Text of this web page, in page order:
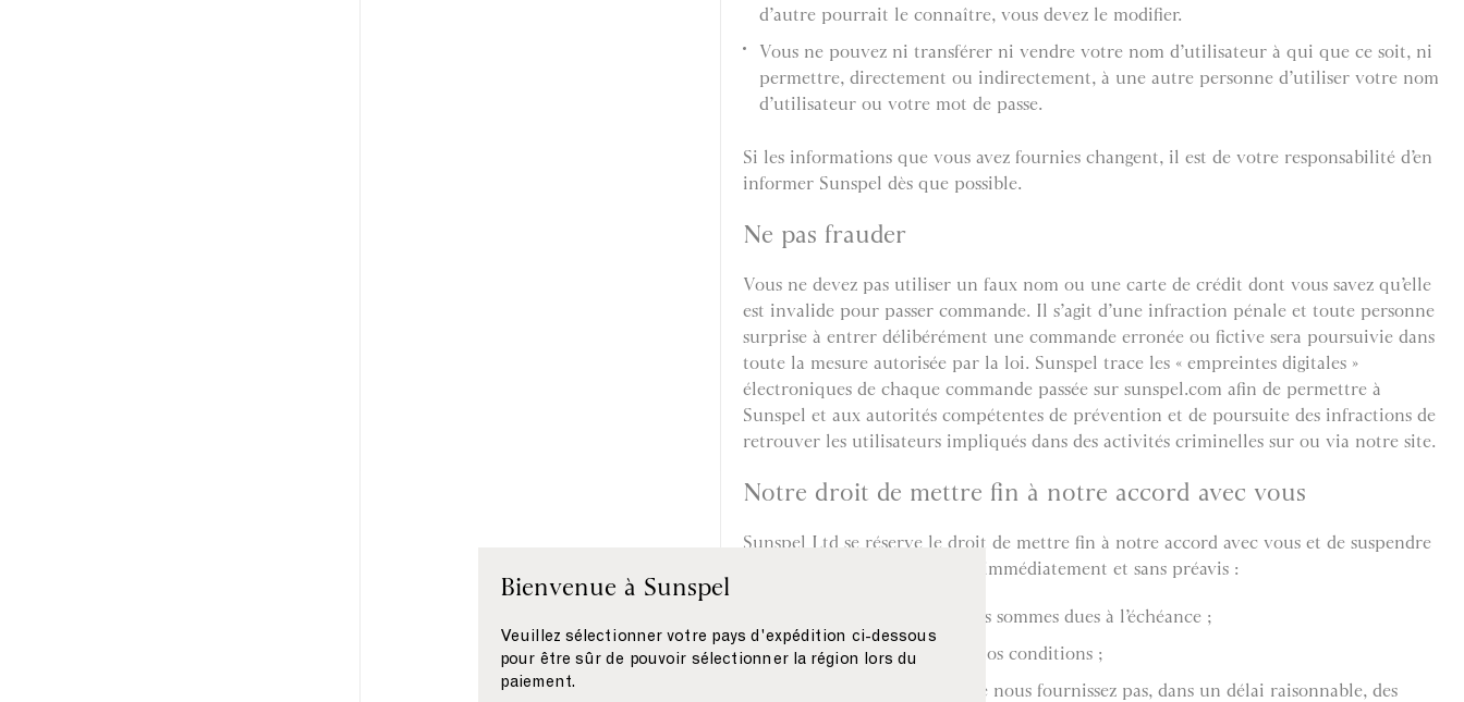
d’autre pourrait le connaître, vous devez le modifier.
Vous ne pouvez ni transférer ni vendre votre nom d’utilisateur à qui que ce soit, ni
permettre, directement ou indirectement, à une autre personne d’utiliser votre nom
d’utilisateur ou votre mot de passe.
Si les informations que vous avez fournies changent, il est de votre responsabilité d’en
informer Sunspel dès que possible.
Ne pas frauder
Vous ne devez pas utiliser un faux nom ou une carte de crédit dont vous savez qu’elle
est invalide pour passer commande. Il s’agit d’une infraction pénale et toute personne
surprise à entrer délibérément une commande erronée ou fictive sera poursuivie dans
toute la mesure autorisée par la loi. Sunspel trace les « empreintes digitales »
électroniques de chaque commande passée sur sunspel.com afin de permettre à
Sunspel et aux autorités compétentes de prévention et de poursuite des infractions de
retrouver les utilisateurs impliqués dans des activités criminelles sur ou via notre site.
Notre droit de mettre fin à notre accord avec vous
Sunspel Ltd se réserve le droit de mettre fin à notre accord avec vous et de suspendre
ou résilier votre accès au site immédiatement et sans préavis :
si vous ne nous payez pas les sommes dues à l’échéance ;
si vous enfreignez l’une de nos conditions ;
si, à notre demande, vous ne nous fournissez pas, dans un délai raisonnable, des
Bienvenue à Sunspel
Veuillez sélectionner votre pays d'expédition ci-dessous
pour être sûr de pouvoir sélectionner la région lors du
paiement.